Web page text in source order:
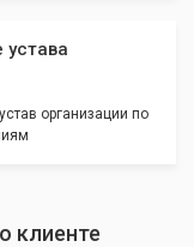
устава
организации по
клиенте